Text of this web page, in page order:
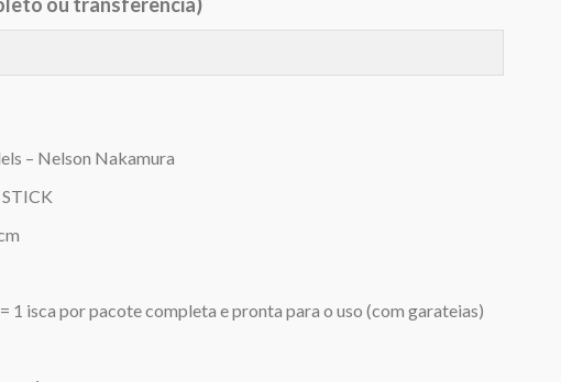
R$40,50.
– Nelson Nakamura
1 isca por pacote completa e pronta para o uso (com garateias)